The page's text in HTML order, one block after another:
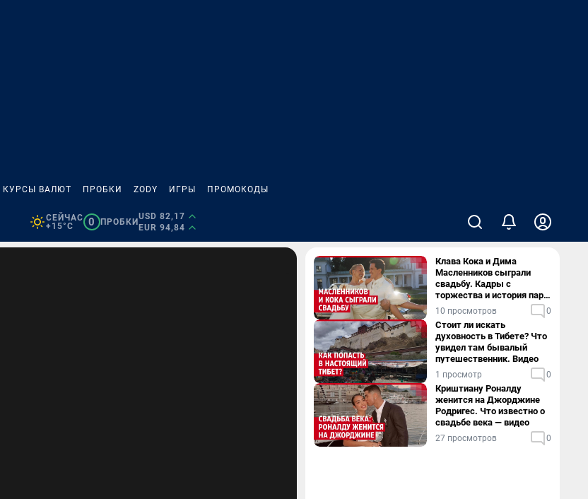
КУРСЫ ВАЛЮТ ПРОБКИ ZODY ИГРЫ ПРОМОКОДЫ
СЕЙЧАС
+15°C
0 ПРОБКИ
USD 82,17
EUR 94,84
Клава Кока и Дима
Масленников сыграли
свадьбу. Кадры с
торжества и история пары
— в видео
10 просмотров 0
Стоит ли искать
духовность в Тибете? Что
увидел там бывалый
путешественник. Видео
1 просмотр 0
Криштиану Роналду
женится на Джорджине
Родригес. Что известно о
свадьбе века — видео
27 просмотров 0